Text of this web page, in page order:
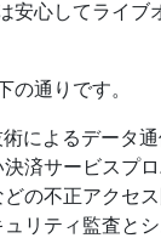
安心してライブ
の通りです。
によるデータ
済サービスプ
どの不正アクセ
リティ監査と